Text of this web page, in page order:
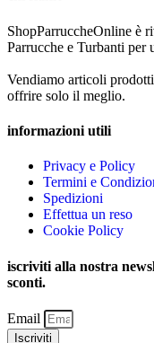
ShopParruccheOnline è
Parrucche e Turbanti per
Vendiamo articoli
offrire solo il meglio.
informazioni utili
Privacy e Policy
Termini e
Spedizioni
Effettua un reso
Cookie Policy
iscriviti alla nostra
sconti.
Email
Iscriviti